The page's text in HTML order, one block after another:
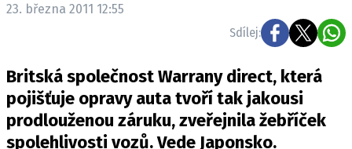
NOVINKY ZE SVĚTA EV
TESTY ELEKTROMOBILŮ
RALLY
OSTATNÍ
23. března 2011 12:55
Sdílej:
Britská společnost Warrany direct, která
pojišťuje opravy auta tvoří tak jakousi
prodlouženou záruku, zveřejnila žebříček
spolehlivosti vozů. Vede Japonsko.